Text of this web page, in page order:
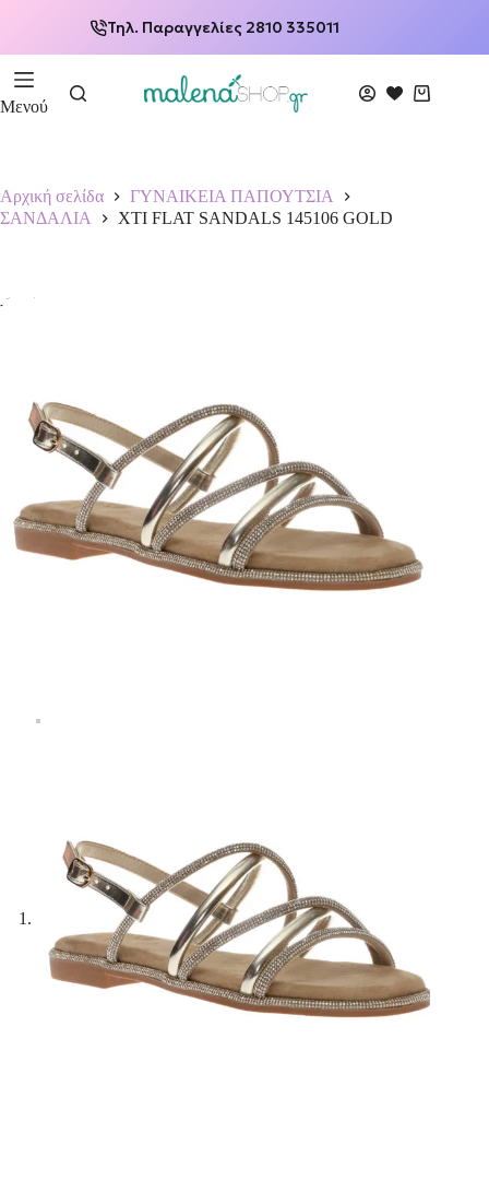
Τηλ. Παραγγελίες 2810 335011
Μενού
Αρχική σελίδα
ΓΥΝΑΙΚΕΙΑ ΠΑΠΟΥΤΣΙΑ
ΣΑΝΔΑΛΙΑ
XTI FLAT SANDALS 145106 GOLD
-15%